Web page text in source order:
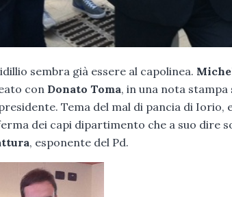
sembra già essere al capolinea.
con Donato Toma, in una nota
Tema del mal di pancia di Iorio,
dei capi dipartimento che a suo dire
, esponente del Pd.